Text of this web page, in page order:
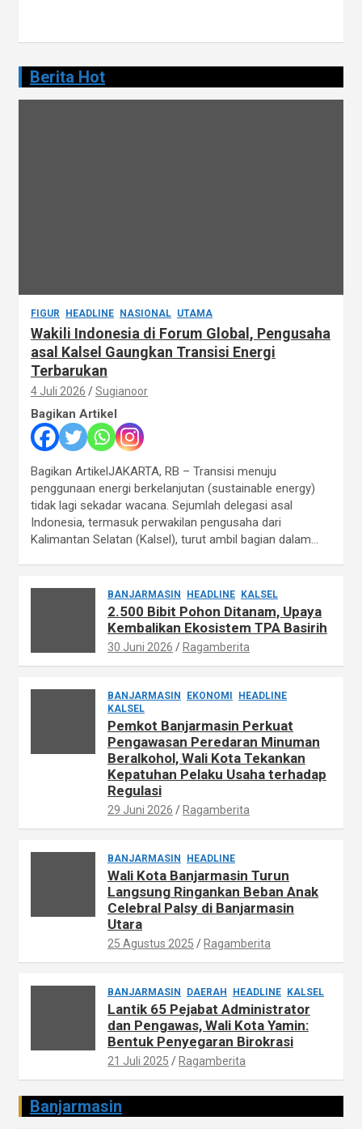
Berita Hot
FIGUR HEADLINE NASIONAL UTAMA
Wakili Indonesia di Forum Global, Pengusaha
asal Kalsel Gaungkan Transisi Energi
Terbarukan
4 Juli 2026 Sugianoor
Bagikan Artikel
Bagikan ArtikelJAKARTA, RB – Transisi menuju
penggunaan energi berkelanjutan (sustainable energy)
tidak lagi sekadar wacana. Sejumlah delegasi asal
Indonesia, termasuk perwakilan pengusaha dari
Kalimantan Selatan (Kalsel), turut ambil bagian dalam…
BANJARMASIN HEADLINE KALSEL
2.500 Bibit Pohon Ditanam, Upaya
Kembalikan Ekosistem TPA Basirih
30 Juni 2026 Ragamberita
BANJARMASIN EKONOMI
HEADLINE
KALSEL
Pemkot Banjarmasin Perkuat
Pengawasan Peredaran Minuman
Beralkohol, Wali Kota Tekankan
Kepatuhan Pelaku Usaha terhadap
Regulasi
29 Juni 2026 Ragamberita
BANJARMASIN HEADLINE
Wali Kota Banjarmasin Turun
Langsung Ringankan Beban Anak
Celebral Palsy di Banjarmasin
Utara
25 Agustus 2025 Ragamberita
BANJARMASIN DAERAH HEADLINE KALSEL
Lantik 65 Pejabat Administrator
dan Pengawas, Wali Kota Yamin:
Bentuk Penyegaran Birokrasi
21 Juli 2025 Ragamberita
Banjarmasin